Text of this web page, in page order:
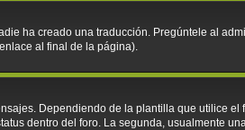
ha creado una traducción. Pregúntele al
al final de la página).
Dependiendo de la plantilla que utilice
dentro del foro. La segunda, usualmente